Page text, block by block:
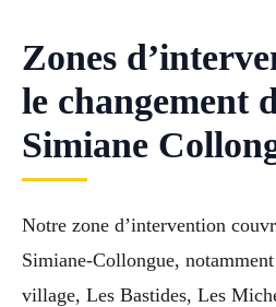
Zones
le changement
Simiane
Notre zone d’intervention
Simiane-Collongue,
village, Les Bastides, Les